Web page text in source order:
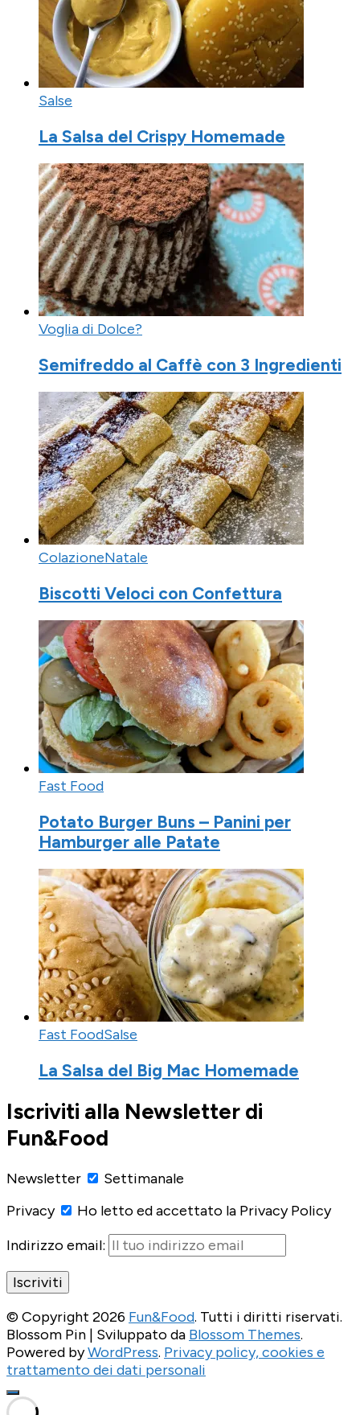
Salse
La Salsa del Crispy Homemade
Voglia di Dolce?
Semifreddo al Caffè con 3 Ingredienti
ColazioneNatale
Biscotti Veloci con Confettura
Fast Food
Potato Burger Buns – Panini per
Hamburger alle Patate
Fast FoodSalse
La Salsa del Big Mac Homemade
Iscriviti alla Newsletter di
Fun&Food
Newsletter
Settimanale
Privacy
Ho letto ed accettato la Privacy Policy
Indirizzo email:
© Copyright 2026 Fun&Food. Tutti i diritti riservati.
Blossom Pin | Sviluppato da Blossom Themes.
Powered byWordPress. Privacy policy, cookies e
trattamento dei dati personali